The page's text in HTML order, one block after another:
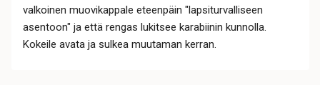
valkoinen muovikappale eteenpäin "lapsiturvalliseen
asentoon" ja että rengas lukitsee karabiinin kunnolla.
Kokeile avata ja sulkea muutaman kerran.